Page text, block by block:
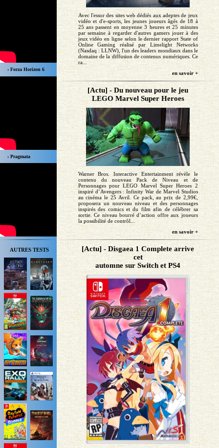
› Forza Horizon 6
› Pragmata
AUTRES TESTS
Avec l'essor des sites web dédiés aux adeptes de jeux
vidéo et d'e-sports, les jeunes joueurs âgés de 18 à
25 ans passent en moyenne 3 heures et 25 minutes
par semaine à regarder d'autres gamers jouer à des
jeux vidéo en ligne selon le dernier rapport State of
Online Gaming réalisé par Limelight Networks
(Nasdaq : LLNW), l'un des leaders mondiaux dans le
domaine de la diffusion de contenus numériques. Ce
ra...
en savoir +
[Actu] - Du nouveau pour le jeu
LEGO Marvel Super Heroes
Warner Bros. Interactive Entertainment révèle le
contenu du nouveau Pack de Niveau et de
Personnages pour LEGO Marvel Super Heroes 2
inspiré d’Avengers : Infinity War de Marvel Studios
au cinéma le 25 Avril. Ce pack, au prix de 2,99€,
proposera un nouveau niveau et des personnages
inspirés des comics et du film afin de célébrer sa
sortie. Ce niveau bourré d’action offre aux joueurs
la possibilité de contrôl...
en savoir +
[Actu] - Disgaea 1 Complete arrive
cet
automne sur Switch et PS4